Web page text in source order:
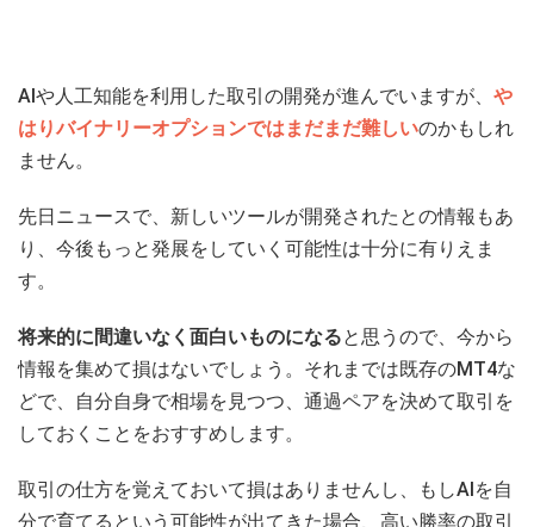
AIや人工知能を利用した取引の開発が進んでいますが、 や
はりバイナリーオプションではまだまだ難しいのかもしれ
ません。
先日ニュースで、新しいツールが開発されたとの情報もあ
り、今後もっと発展をしていく可能性は十分に有りえま
す。
将来的に間違いなく面白いものになると思うので、今から
情報を集めて損はないでしょう。それまでは既存のMT4な
どで、自分自身で相場を見つつ、通過ペアを決めて取引を
しておくことをおすすめします。
取引の仕方を覚えておいて損はありませんし、もしAIを自
分で育てるという可能性が出てきた場合、高い勝率の取引